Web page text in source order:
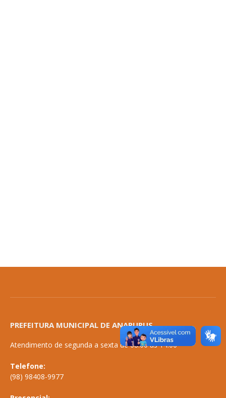
PREFEITURA MUNICIPAL DE ANAPURUS
Atendimento de segunda a sexta de 08:00 às 14:00
Telefone:
(98) 98408-9977